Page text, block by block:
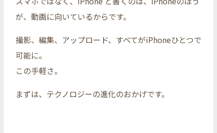
が、動画に向いているからです。
撮影、編集、アップロード、すべてがiPhoneひとつで
可能に。
この手軽さ。
まずは、テクノロジーの進化のおかげです。